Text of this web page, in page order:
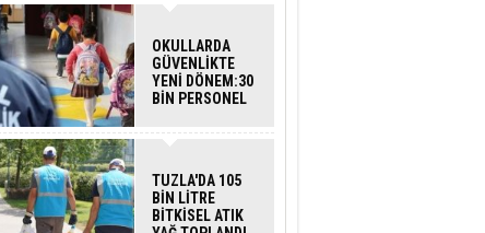
OKULLARDA
GÜVENLİKTE
YENİ DÖNEM:30
BİN PERSONEL
DEDEKTÖRLÜ
TUZLA'DA 105
BİN LİTRE
BİTKİSEL ATIK